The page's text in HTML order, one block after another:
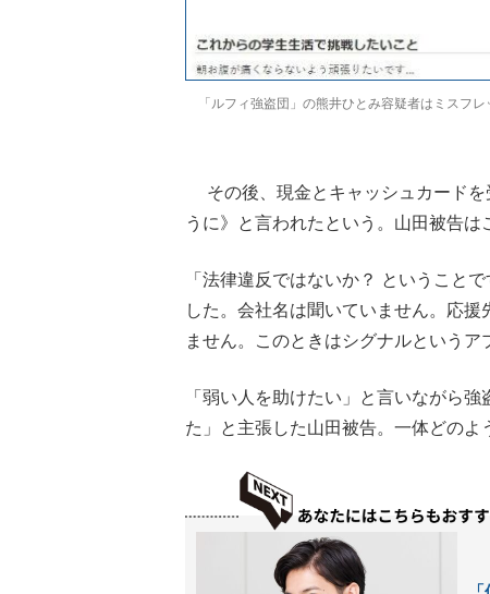
「ルフィ強盗団」の熊井ひとみ容疑者はミスフ
その後、現金とキャッシュカードを
うに》と言われたという。山田被告は
「法律違反ではないか？ ということ
した。会社名は聞いていません。応
ません。このときはシグナルというア
「弱い人を助けたい」と言いながら
た」と主張した山田被告。一体どのよ